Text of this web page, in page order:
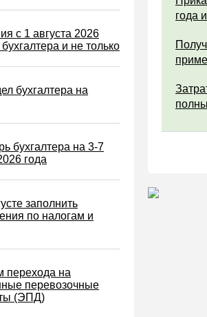
налог
налог
игорный бизнес
и зачет налогов
проверки
кассы ККТ ККМ
с 1 августа 2026
и не только
бухгалтера на
бухгалтера на 3-7
года
заполнить
по налогам и
перехода на
перевозочные
(ЭПД)
года